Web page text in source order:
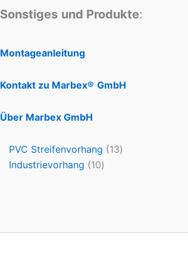
Sonstiges und Produkte:
Montageanleitung
Kontakt zu Marbex® GmbH
Über Marbex GmbH
PVC Streifenvorhang 13
Industrievorhang 10